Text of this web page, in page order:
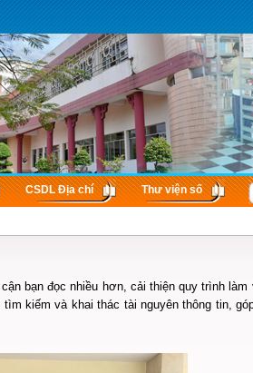
CSDL Ðịa chí Thư viện số
bạn đọc nhiều hơn, cải thiện quy trình
kiếm và khai thác tài nguyên thông tin,